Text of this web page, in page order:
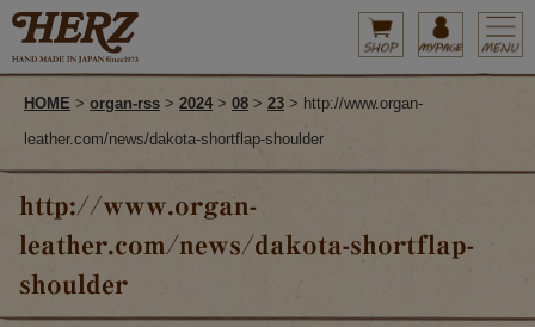
HOME > organ-rss > 2024 > 08 > 23 > http://www.organ-
leather.com/news/dakota-shortflap-shoulder
http://www.organ-
leather.com/news/dakota-shortflap-
shoulder